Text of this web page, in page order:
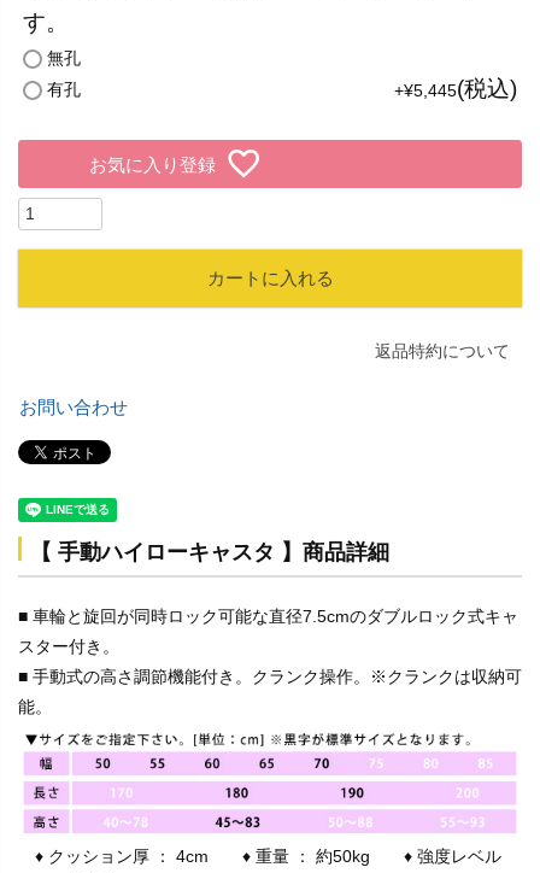
す。
無孔
有孔
+¥5,445 税込
お気に入り登録
カートに入れる
返品特約について
お問い合わせ
【 手動ハイローキャスタ 】商品詳細
■ 車輪と旋回が同時ロック可能な直径7.5cmのダブルロック式キャ
スター付き。
■ 手動式の高さ調節機能付き。クランク操作。※クランクは収納可
能。
♦ クッション厚 ： 4cm ♦ 重量 ： 約50kg ♦ 強度レベル